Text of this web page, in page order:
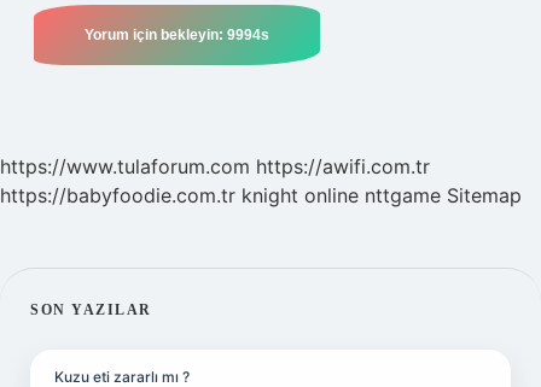
https://www.tulaforum.com https://awifi.com.tr
https://babyfoodie.com.tr knight online nttgame Sitemap
SIDEBAR
SON YAZILAR
Kuzu eti zararlı mı ?